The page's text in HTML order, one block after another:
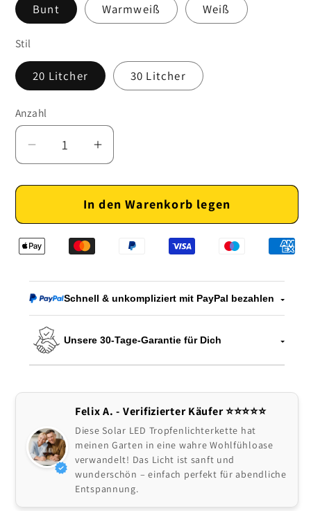
Bunt Warmweiß Weiß
Stil
20 Litcher 30 Litcher
Anzahl
Verringere
Menge
Solar
LED
Erhöhe
Menge
für
Solar
In den Warenkorb legen
Schnell & unkompliziert mit PayPal bezahlen
Unsere 30-Tage-Garantie für Dich
Felix A. - Verifizierter Käufer ⭐️⭐️⭐️⭐️⭐
Diese Solar LED Tropfenlichterkette hat
meinen Garten in eine wahre Wohlfühloase
verwandelt! Das Licht ist sanft und
wunderschön – einfach perfekt für abendliche
Entspannung.